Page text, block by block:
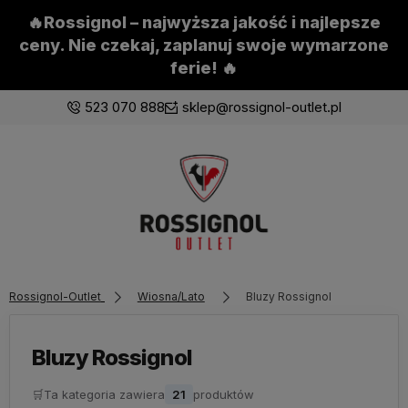
🔥Rossignol – najwyższa jakość i najlepsze
ceny. Nie czekaj, zaplanuj swoje wymarzone
ferie! 🔥
523 070 888 sklep@rossignol-outlet.pl
Zaloguj się
Załóż konto
z poprzedniej sesji.
Rossignol-Outlet Wiosna/Lato Bluzy Rossignol
Bluzy Rossignol
🛒Ta kategoria zawiera 21 produktów